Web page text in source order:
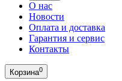
О нас
Новости
Оплата и доставка
Гарантия и сервис
Контакты
Корзина0